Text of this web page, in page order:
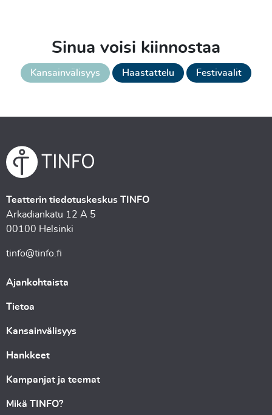
Sinua voisi kiinnostaa
Kansainvälisyys Haastattelu Festivaalit
Teatterin tiedotuskeskus TINFO
Arkadiankatu 12 A 5
00100 Helsinki
tinfo@tinfo.fi
Ajankohtaista
Tietoa
Kansainvälisyys
Hankkeet
Kampanjat ja teemat
Mikä TINFO?